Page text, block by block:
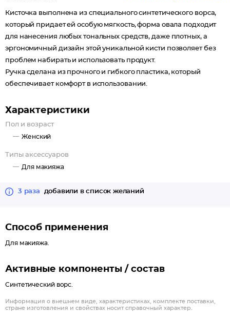
Кисточка выполнена из специального синтетического ворса,
который придает ей особую мягкость, форма овала подходит
для нанесения любых тональных средств, даже плотных, а
эргономичный дизайн этой уникальной кисти позволяет без
проблем набирать и использовать продукт.
Ручка сделана из прочного и гибкого пластика, который
обеспечивает комфорт в использовании.
Характеристики
Пол и возраст
Женский
Типы аксессуаров
Для макияжа
3 раза добавили в список желаний
Способ применения
Для макияжа.
Активные компоненты / состав
Синтетический ворс.
Информация о внешнем виде, характеристиках, комплекте поставки,
стране изготовления и свойствах носит справочный характер.